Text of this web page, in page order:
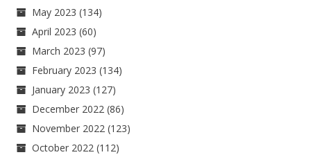
May 2023 (134)
April 2023 (60)
March 2023 (97)
February 2023 (134)
January 2023 (127)
December 2022 (86)
November 2022 (123)
October 2022 (112)